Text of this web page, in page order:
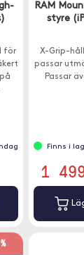
för
RAM
styre
X-Grip-
passar
Passar
Finns i
1